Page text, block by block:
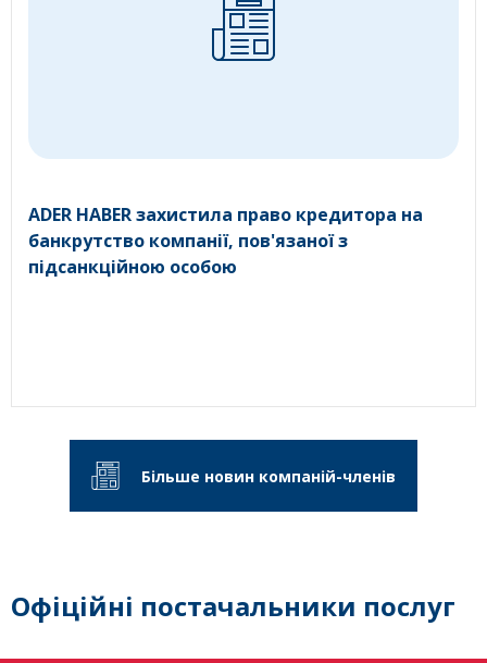
ADER HABER захистила право кредитора на
банкрутство компанії, пов'язаної з
підсанкційною особою
Більше новин компаній-членів
Офіційні постачальники послуг